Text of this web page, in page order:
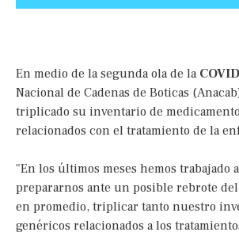
En medio de la segunda ola de la
Nacional de Cadenas de Boticas
triplicado su inventario de
relacionados con el tratamiento de la
"En los últimos meses hemos trabajado
prepararnos ante un posible rebrote
en promedio, triplicar tanto nuestro
genéricos relacionados a los